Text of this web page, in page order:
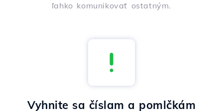
ľahko komunikovať ostatným.
Vyhnite sa číslam a pomlčkám